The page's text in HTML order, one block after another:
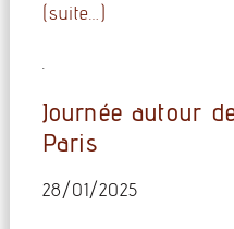
(suite…)
Journée autour
Paris
28/01/2025